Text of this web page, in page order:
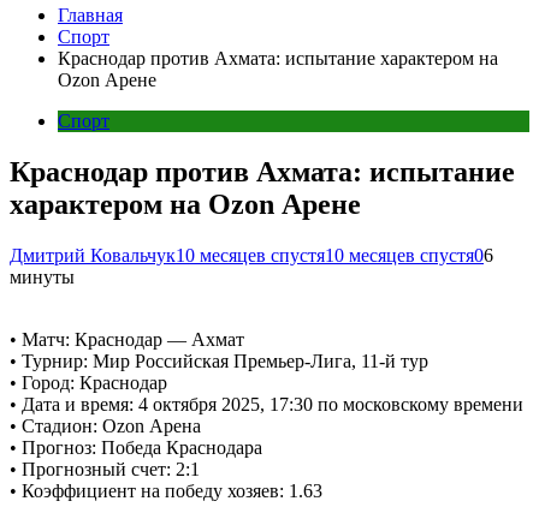
Главная
Спорт
Краснодар против Ахмата: испытание характером на
Ozon Арене
Спорт
Краснодар против Ахмата: испытание
характером на Ozon Арене
Дмитрий Ковальчук10 месяцев спустя10 месяцев спустя06
минуты
• Матч: Краснодар — Ахмат
• Турнир: Мир Российская Премьер-Лига, 11-й тур
• Город: Краснодар
• Дата и время: 4 октября 2025, 17:30 по московскому времени
• Стадион: Ozon Арена
• Прогноз: Победа Краснодара
• Прогнозный счет: 2:1
• Коэффициент на победу хозяев: 1.63